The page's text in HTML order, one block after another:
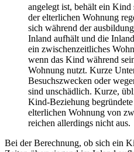
angelegt ist, behält ein
der elterlichen Wohnung
sich während der
Inland aufhält und die
ein zwischenzeitliches
wenn das Kind während
Wohnung nutzt. Kurze
Besuchszwecken oder
sind unschädlich. Kurze,
Kind-Beziehung
elterlichen Wohnung von
reichen allerdings nicht aus.
Bei der Berechnung, ob sich ein